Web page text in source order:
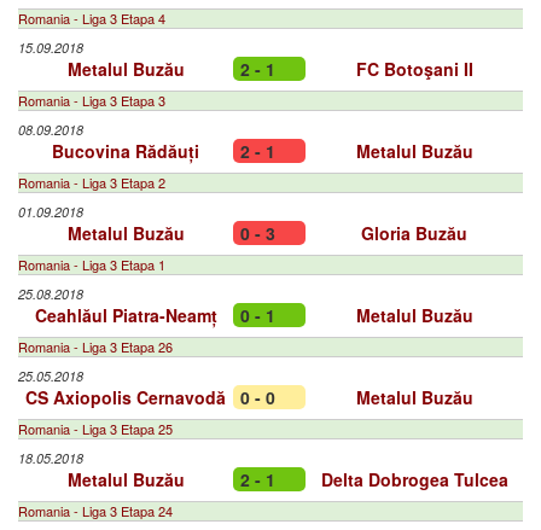
Romania - Liga 3 Etapa 4
15.09.2018
Metalul Buzău 2 - 1 FC Botoşani II
Romania - Liga 3 Etapa 3
08.09.2018
Bucovina Rădăuți 2 - 1 Metalul Buzău
Romania - Liga 3 Etapa 2
01.09.2018
Metalul Buzău 0 - 3 Gloria Buzău
Romania - Liga 3 Etapa 1
25.08.2018
Ceahlăul Piatra-Neamț 0 - 1 Metalul Buzău
Romania - Liga 3 Etapa 26
25.05.2018
CS Axiopolis Cernavodă 0 - 0 Metalul Buzău
Romania - Liga 3 Etapa 25
18.05.2018
Metalul Buzău 2 - 1 Delta Dobrogea Tulcea
Romania - Liga 3 Etapa 24